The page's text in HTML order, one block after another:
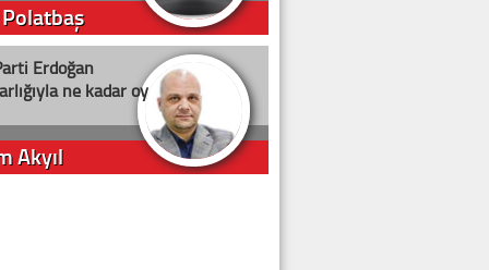
Erdoğan
ne kadar oy
Akyıl